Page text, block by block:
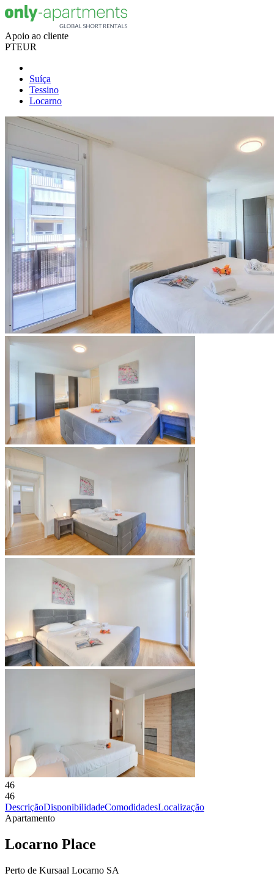
Apoio ao cliente
PTEUR
Suíça
Tessino
Locarno
46
46
DescriçãoDisponibilidadeComodidadesLocalização
Apartamento
Locarno Place
Perto de Kursaal Locarno SA